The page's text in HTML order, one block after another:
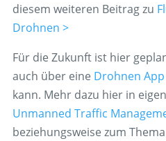
diesem weiteren Beitrag zu
Drohnen >
Für die Zukunft ist hier
auch über eine Drohnen App
kann. Mehr dazu hier in
Unmanned Traffic
beziehungsweise zum Thema